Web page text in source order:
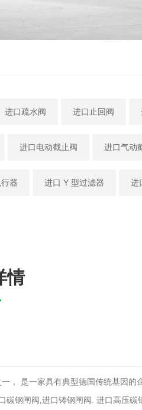
进口疏水阀 进口止回阀
进口电动截止阀 进口气动
器 进口 Y 型过滤器 进
情
， 是一家具有典型德国传统基因的
碳钢闸阀,进口铸钢闸阀. 进口高压